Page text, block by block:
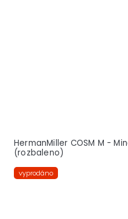
HermanMiller COSM M -
(rozbaleno)
vyprodáno